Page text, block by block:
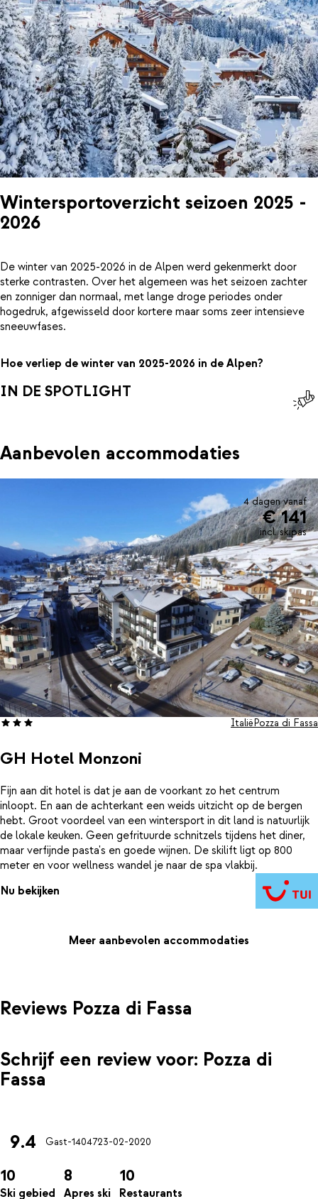
Wintersportoverzicht seizoen 2025 -
2026
De winter van 2025-2026 in de Alpen werd gekenmerkt door
sterke contrasten. Over het algemeen was het seizoen zachter
en zonniger dan normaal, met lange droge periodes onder
hogedruk, afgewisseld door kortere maar soms zeer intensieve
sneeuwfases.
Hoe verliep de winter van 2025-2026 in de Alpen?
IN DE SPOTLIGHT
Aanbevolen accommodaties
4 dagen vanaf
€ 141
incl. skipas
GH Hotel Monzoni
ItaliëPozza di Fassa
Fijn aan dit hotel is dat je aan de voorkant zo het centrum
inloopt. En aan de achterkant een weids uitzicht op de bergen
hebt. Groot voordeel van een wintersport in dit land is natuurlijk
de lokale keuken. Geen gefrituurde schnitzels tijdens het diner,
maar verfijnde pasta's en goede wijnen. De skilift ligt op 800
meter en voor wellness wandel je naar de spa vlakbij.
Nu bekijken
Meer aanbevolen accommodaties
Reviews Pozza di Fassa
Schrijf een review voor: Pozza di
Fassa
9.4 Gast-1404723-02-2020
10
Ski gebied
8
Apres ski
10
Restaurants